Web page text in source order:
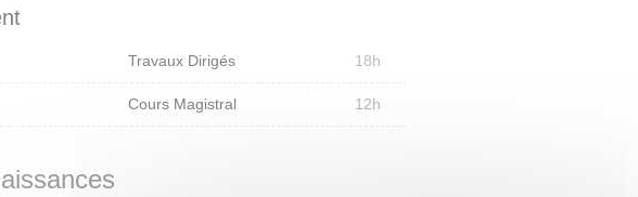
Travaux Dirigés 18h
Cours Magistral 12h